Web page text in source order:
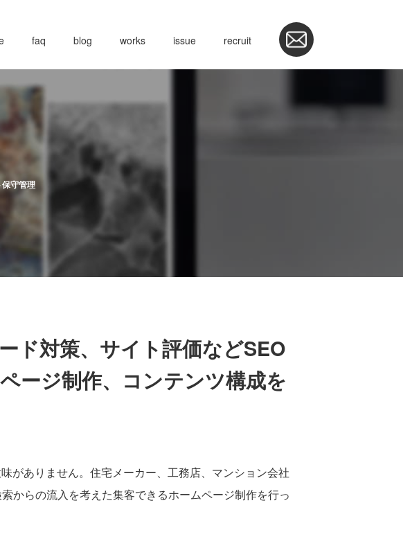
faq blog works issue recruit
守管理
ド対策、サイト評価などSEO
ージ制作、コンテンツ構成を
がありません。住宅メーカー、工務店、マンション会社
からの流入を考えた集客できるホームページ制作を行っ